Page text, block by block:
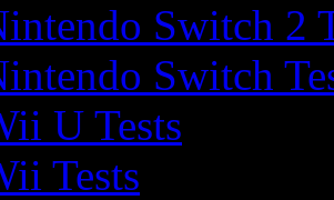
Switch 2
Switch
U Tests
Tests